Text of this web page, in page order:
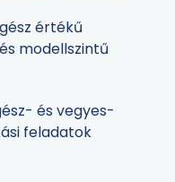
értékű
modellszintű
és vegyes-
feladatok